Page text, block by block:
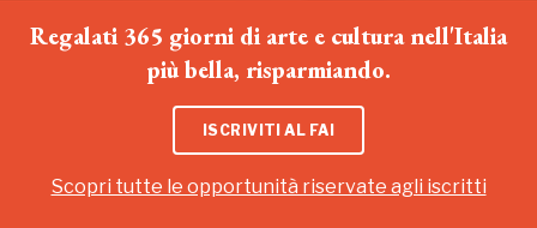
Regalati 365 giorni di arte e cultura nell'Italia
più bella, risparmiando.
ISCRIVITI AL FAI
Scopri tutte le opportunità riservate agli iscritti